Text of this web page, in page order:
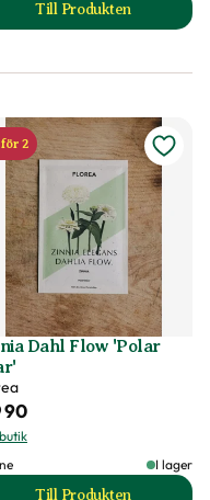
Blanc' produktsida
Till Produkten
till
för 2
Dahl Flow 'Polar
90
I lager
Till Produkten